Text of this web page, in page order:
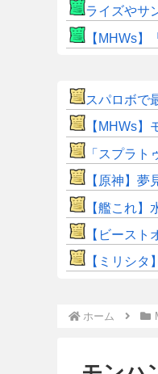
ライズやサ
【MHWs】
スパロボで
【MHWs】
「スプラト
【原神】夢
【艦これ】
【ビースト
【ミリシタ
ホーム